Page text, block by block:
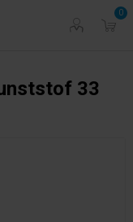
0
33